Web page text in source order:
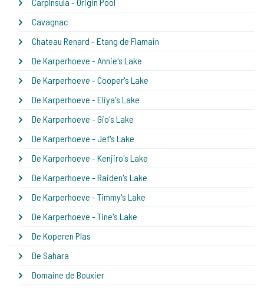
Cavagnac
Chateau Renard - Etang de Flamain
De Karperhoeve - Annie's Lake
De Karperhoeve - Cooper's Lake
De Karperhoeve - Eliya's Lake
De Karperhoeve - Gio's Lake
De Karperhoeve - Jef's Lake
De Karperhoeve - Kenjiro's Lake
De Karperhoeve - Raiden's Lake
De Karperhoeve - Timmy's Lake
De Karperhoeve - Tine's Lake
De Koperen Plas
De Sahara
Domaine de Bouxier